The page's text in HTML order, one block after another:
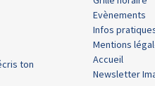
ton
Evènements
Infos
Mentions
Accueil
Newsletter